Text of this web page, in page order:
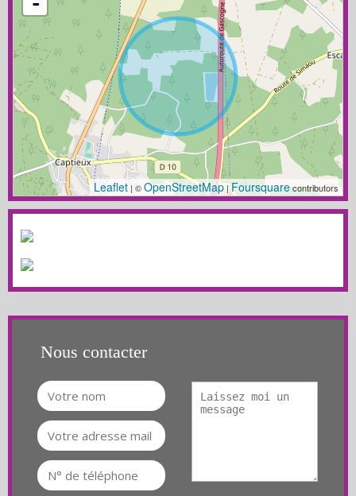
Leaflet | ©OpenStreetMap|Foursquarecontributors
Nous contacter